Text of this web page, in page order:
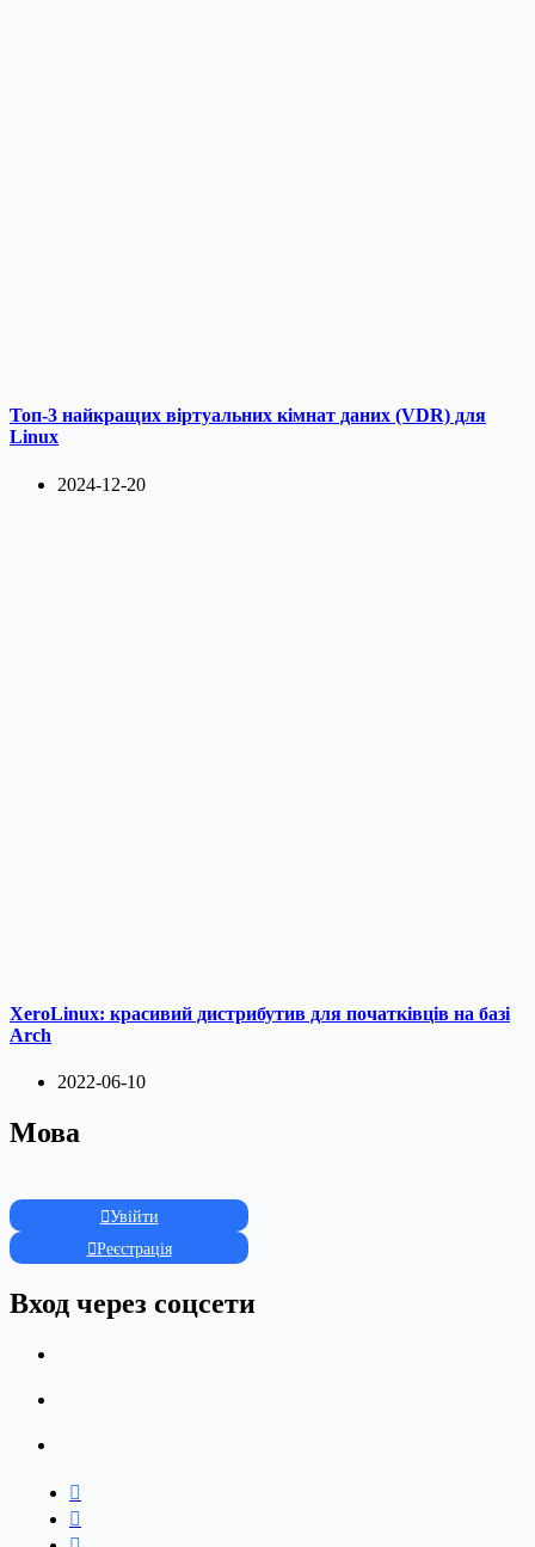
Топ-3 найкращих віртуальних кімнат даних (VDR) для
Linux
2024-12-20
XeroLinux: красивий дистрибутив для початківців на базі
Arch
2022-06-10
Мова
Увійти
Реєстрація
Вход через соцсети